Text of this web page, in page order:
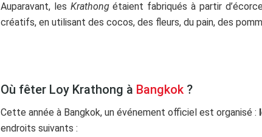
Auparavant, les Krathongétaient fabriqués à partir
créatifs, en utilisant des cocos, des fleurs, du pain, des
Où fêter Loy Krathong à Bangkok ?
Cette année à Bangkok, un événement officiel est organisé :
endroits suivants :